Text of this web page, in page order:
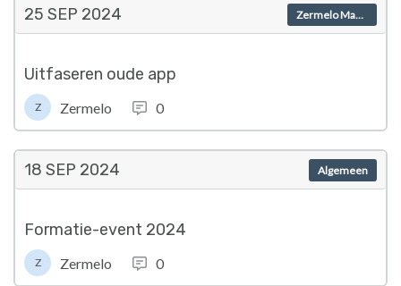
25 SEP 2024
Uitfaseren oude app
Z Zermelo 0
Zermelo Magazine
18 SEP 2024
Formatie-event 2024
Z Zermelo 0
Algemeen